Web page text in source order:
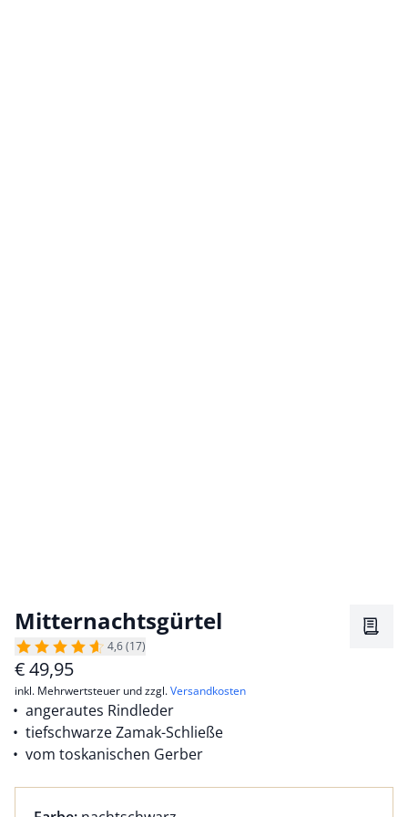
Mitternachtsgürtel
4,6 (17)
€49,95
inkl. Mehrwertsteuer und zzgl.Versandkosten
angerautes Rindleder
tiefschwarze Zamak-Schließe
vom toskanischen Gerber